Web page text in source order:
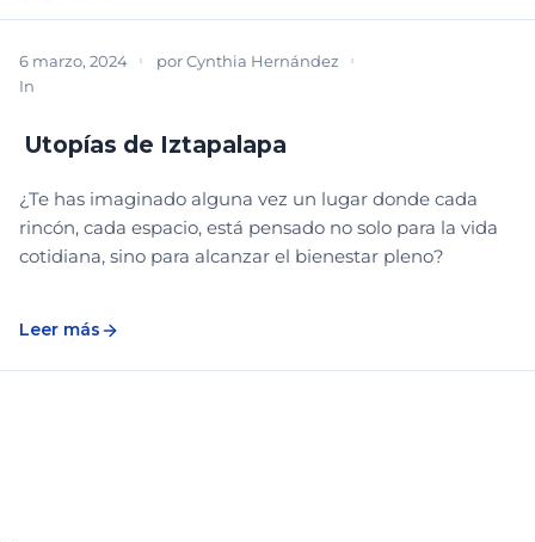
6 marzo, 2024 porCynthia Hernández
In
Utopías de Iztapalapa
¿Te has imaginado alguna vez un lugar donde cada
rincón, cada espacio, está pensado no solo para la vida
cotidiana, sino para alcanzar el bienestar pleno?
Leer más